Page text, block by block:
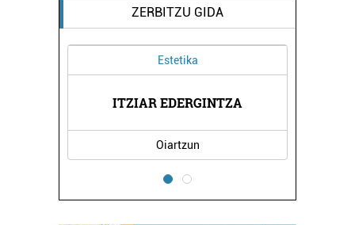
ZERBITZU GIDA
Estetika
ITZIAR EDERGINTZA
Oiartzun